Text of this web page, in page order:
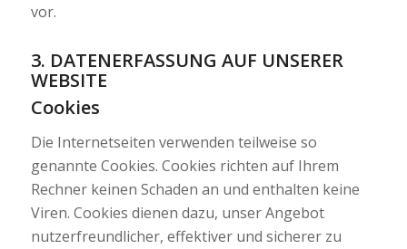
vor.
3. DATENERFASSUNG AUF UNSERER
WEBSITE
Cookies
Die Internetseiten verwenden teilweise so
genannte Cookies. Cookies richten auf Ihrem
Rechner keinen Schaden an und enthalten keine
Viren. Cookies dienen dazu, unser Angebot
nutzerfreundlicher, effektiver und sicherer zu